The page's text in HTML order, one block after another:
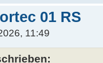
01 RS
11:49